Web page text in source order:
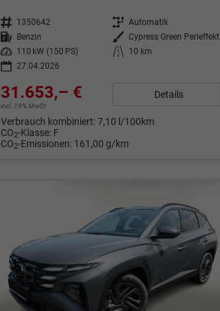
Fahrzeugnr. 1350642 Getriebe Automatik
Kraftstoff Benzin Außenfarbe Cypress Green Perleffekt
Leistung
110 kW (150 PS) Kilometerstand
10 km
27.04.2026
31.653,– €
incl. 19% MwSt.
Details
Verbrauch kombiniert:7,10 l/100km
CO2-Klasse: F
CO2-Emissionen: 161,00 g/km